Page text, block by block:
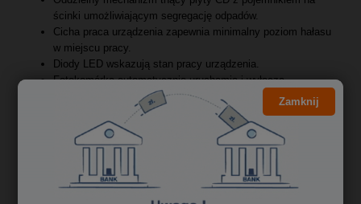
ścinki umożliwiającym segregację odpadów.
Cicha praca urządzenia zapewnia minimalny poziom hałasu
w miejscu pracy.
Diody LED wskazują stan pracy urządzenia.
Fotokomórka automatycznie uruchamia i wyłącza
Wskaźnik poziomu napełnienia kosza dzięki okienku
inspekcyjnemu w pojemniku na ścinki.
Bezproblemowe opróżnianie pojemnika na ścinki po zdjęciu
Zamknij